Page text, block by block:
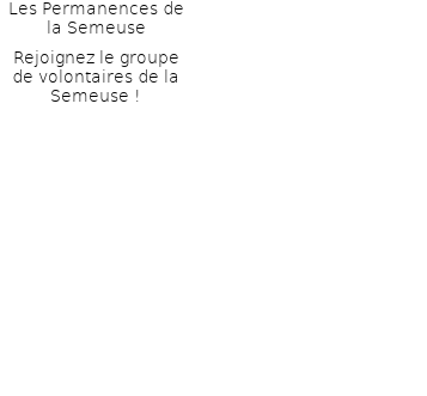
Les Permanences de
la Semeuse
Rejoignez le groupe
de volontaires de la
Semeuse !